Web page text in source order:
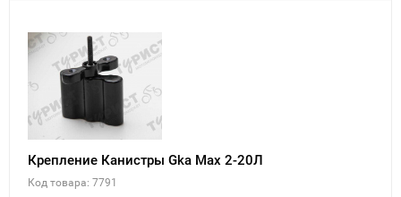
Крепление Канистры Gka Max 2-20Л
Код товара: 7791